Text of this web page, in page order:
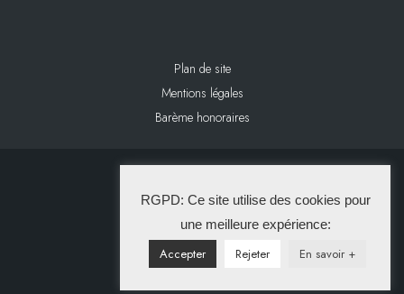
Plan de site
Mentions légales
Barème honoraires
La Solution Immo
RGPD: Ce site utilise des cookies pour
une meilleure expérience:
Accepter Rejeter En savoir +